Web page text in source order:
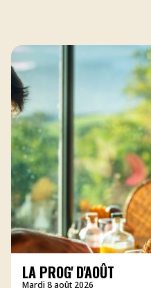
LA PROG' D'AOÛT
Mardi 8 août 2026